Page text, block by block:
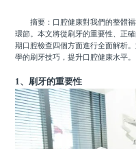
摘要：口腔健康對我們的整體福
環節。本文將從刷牙的重要性、正
期口腔檢查四個方面進行全面解析
學的刷牙技巧，提升口腔健康水平。
1、刷牙的重要性